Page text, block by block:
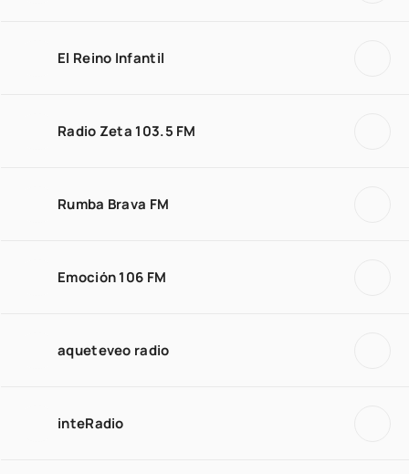
El Reino Infantil
Radio Zeta 103.5 FM
Rumba Brava FM
Emoción 106 FM
aqueteveo radio
inteRadio